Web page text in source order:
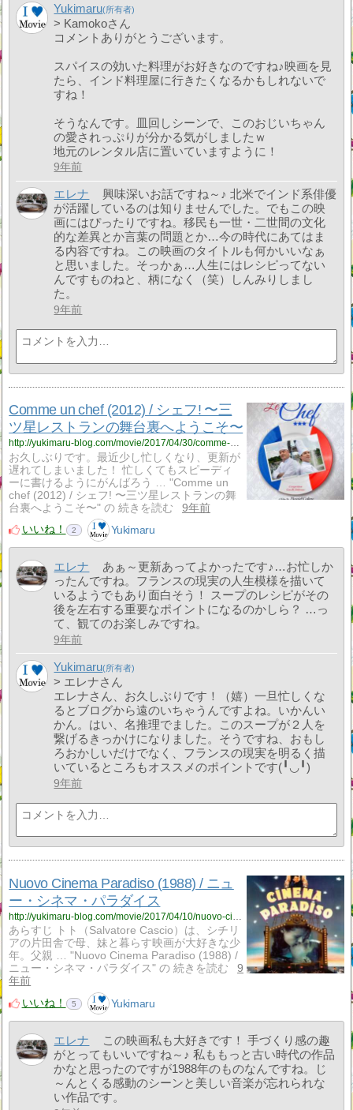
Yukimaru
> Kamokoさん
コメントありがとうございます。
スパイスの効いた料理がお好きなのですね♪映画を見
たら、インド料理屋に行きたくなるかもしれないで
すね！
そうなんです。皿回しシーンで、このおじいちゃん
の愛されっぷりが分かる気がしましたｗ
地元のレンタル店に置いていますように！
9年前
エレナ
興味深いお話ですね～♪ 北米でインド系俳優
が活躍しているのは知りませんでした。でもこの映
画にはぴったりですね。移民も一世・二世間の文化
的な差異とか言葉の問題とか…今の時代にあてはま
る内容ですね。この映画のタイトルも何かいいなぁ
と思いました。そっかぁ…人生にはレシピってない
んですものねと、柄になく（笑）しんみりしまし
た。
9年前
Comme un chef (2012) / シェフ! 〜三
ツ星レストランの舞台裏へようこそ〜
http://yukimaru-blog.com/movie/2017/04/30/comme-un-chef-2012-%e3%82%b7%e3%82%a7%e3%83%95-%e3%80%9c%e4%b8%89%e3%83%84%e6%98%9f%e3%83%ac%e3%82%b9%e3%83%88%e3%83%a9%e3%83%b3%e3%81%ae%e8%88%9e%e5%8f%b0%e8%a3%8f%e3%81%b8%e3%82%88/
お久しぶりです。最近少し忙しくなり、更新が
遅れてしまいました！ 忙しくてもスピーディ
ーに書けるようにがんばろう … "Comme un
chef (2012) / シェフ! 〜三ツ星レストランの舞
台裏へようこそ〜" の 続きを読む
9年前
いいね！
2 Yukimaru
エレナ
あぁ～更新あってよかったです♪…お忙しか
ったんですね。フランスの現実の人生模様を描いて
いるようでもあり面白そう！ スープのレシピがその
後を左右する重要なポイントになるのかしら？ …っ
て、観てのお楽しみですね。
9年前
Yukimaru
> エレナさん
エレナさん、お久しぶりです！（嬉）一旦忙しくな
るとブログから遠のいちゃうんですよね。いかんい
かん。はい、名推理でました。このスープが２人を
繋げるきっかけになりました。そうですね、おもし
ろおかしいだけでなく、フランスの現実を明るく描
いているところもオススメのポイントです(╹◡╹)
9年前
Nuovo Cinema Paradiso (1988) / ニュ
ー・シネマ・パラダイス
http://yukimaru-blog.com/movie/2017/04/10/nuovo-cinema-paradiso-1988-%e3%83%8b%e3%83%a5%e3%83%bc%e3%83%bb%e3%82%b7%e3%83%8d%e3%83%9e%e3%83%bb%e3%83%91%e3%83%a9%e3%83%80%e3%82%a4%e3%82%b9/
あらすじ トト（Salvatore Cascio）は、シチリ
アの片田舎で母、妹と暮らす映画が大好きな少
年。父親 … "Nuovo Cinema Paradiso (1988) /
ニュー・シネマ・パラダイス" の 続きを読む
9
年前
いいね！
5 Yukimaru
エレナ
この映画私も大好きです！ 手づくり感の趣
がとってもいいですね～♪ 私ももっと古い時代の作品
かなと思ったのですが1988年のものなんですね。じ
～んとくる感動のシーンと美しい音楽が忘れられな
い作品です。